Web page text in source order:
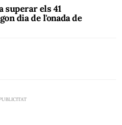
superar els 41
dia de l'onada de